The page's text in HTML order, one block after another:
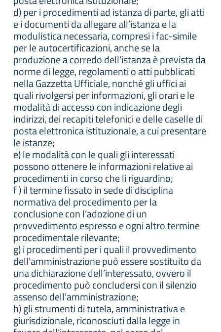
d) per i procedimenti ad istanza di parte, gli atti
e i documenti da allegare all’istanza e la
modulistica necessaria, compresi i fac-simile
per le autocertificazioni, anche se la
produzione a corredo dell’istanza è prevista da
norme di legge, regolamenti o atti pubblicati
nella Gazzetta Ufficiale, nonché gli uffici ai
quali rivolgersi per informazioni, gli orari e le
modalità di accesso con indicazione degli
indirizzi, dei recapiti telefonici e delle caselle di
posta elettronica istituzionale, a cui presentare
le istanze;
e) le modalità con le quali gli interessati
possono ottenere le informazioni relative ai
procedimenti in corso che li riguardino;
f ) il termine fissato in sede di disciplina
normativa del procedimento per la
conclusione con l’adozione di un
provvedimento espresso e ogni altro termine
procedimentale rilevante;
g) i procedimenti per i quali il provvedimento
dell’amministrazione può essere sostituito da
una dichiarazione dell’interessato, ovvero il
procedimento può concludersi con il silenzio
assenso dell’amministrazione;
h) gli strumenti di tutela, amministrativa e
giurisdizionale, riconosciuti dalla legge in